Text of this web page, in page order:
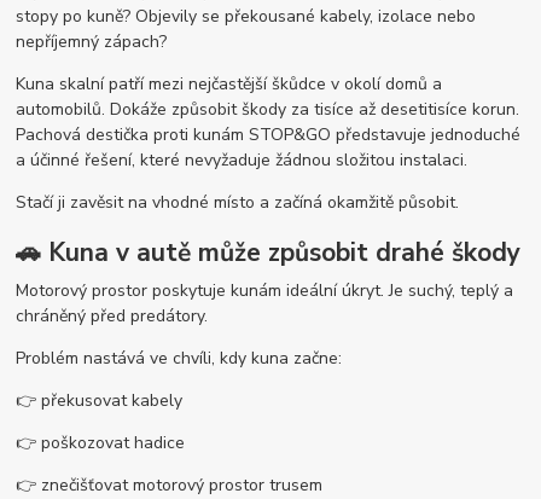
stopy po kuně? Objevily se překousané kabely, izolace nebo
nepříjemný zápach?
Kuna skalní patří mezi nejčastější škůdce v okolí domů a
automobilů. Dokáže způsobit škody za tisíce až desetitisíce korun.
Pachová destička proti kunám STOP&GO představuje jednoduché
a účinné řešení, které nevyžaduje žádnou složitou instalaci.
Stačí ji zavěsit na vhodné místo a začíná okamžitě působit.
🚗 Kuna v autě může způsobit drahé škody
Motorový prostor poskytuje kunám ideální úkryt. Je suchý, teplý a
chráněný před predátory.
Problém nastává ve chvíli, kdy kuna začne:
👉 překusovat kabely
👉 poškozovat hadice
👉 znečišťovat motorový prostor trusem